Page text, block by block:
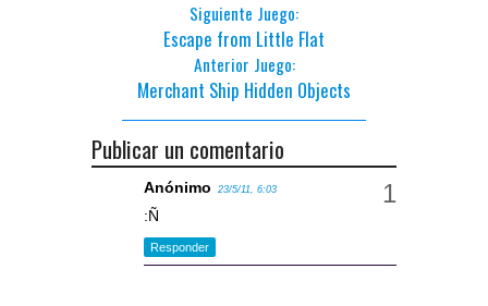
Siguiente Juego:
Escape from Little Flat
Anterior Juego:
Merchant Ship Hidden Objects
Publicar un comentario
Anónimo 23/5/11, 6:03
:Ñ
Responder